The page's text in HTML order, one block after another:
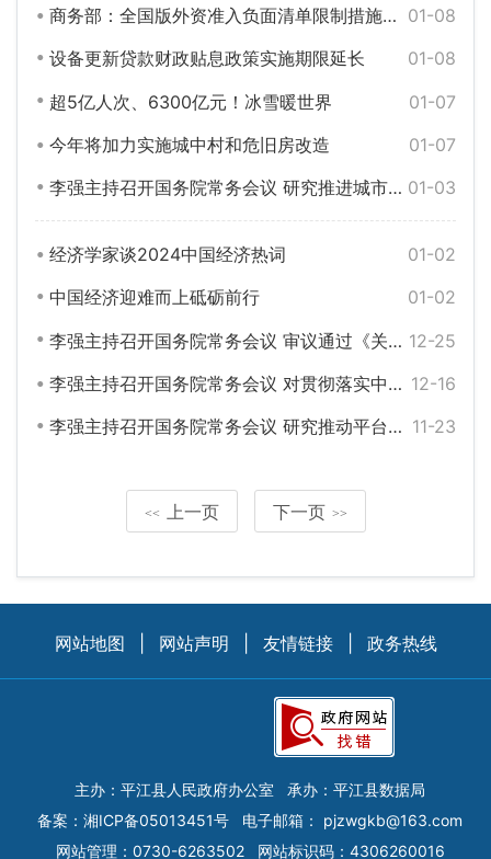
01-08
商务部：全国版外资准入负面清单限制措施已缩减至29条
01-08
设备更新贷款财政贴息政策实施期限延长
01-07
超5亿人次、6300亿元！冰雪暖世界
01-07
今年将加力实施城中村和危旧房改造
01-03
李强主持召开国务院常务会议 研究推进城市更新工作等
01-02
经济学家谈2024中国经济热词
01-02
中国经济迎难而上砥砺前行
12-25
李强主持召开国务院常务会议 审议通过《关于严格规范涉企行政检查的意见》等
12-16
李强主持召开国务院常务会议 对贯彻落实中央经济工作会议决策部署作出安排等
11-23
李强主持召开国务院常务会议 研究推动平台经济健康发展有关工作等
<< 上一页 下一页 >>
网站地图 网站声明 友情链接 政务热线
主办：平江县人民政府办公室
承办：平江县数据局
备案： 湘ICP备05013451号 电子邮箱： pjzwgkb@163.com
网站管理：0730-6263502
网站标识码：4306260016